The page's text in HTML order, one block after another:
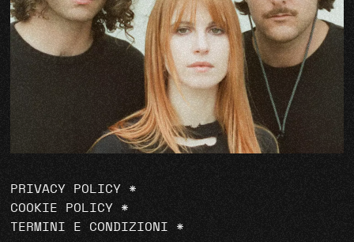
PRIVACY POLICY *
COOKIE POLICY *
TERMINI E CONDIZIONI *